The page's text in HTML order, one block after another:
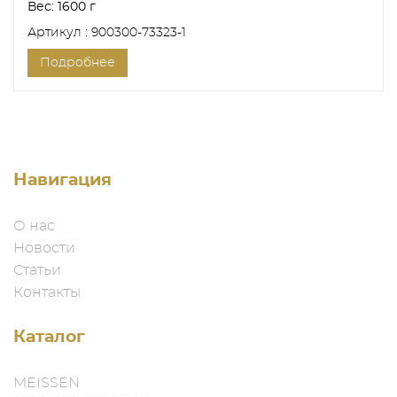
Вес:
1600 г
Артикул : 900300-73323-1
Подробнее
Навигация
О нас
Новости
Статьи
Контакты
Каталог
MEISSEN